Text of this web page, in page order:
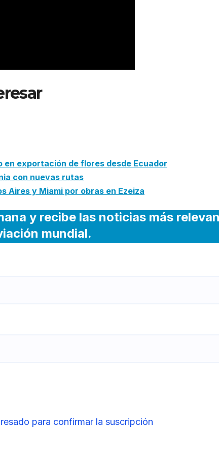
: Iberia reanuda sus
exportación de flores desde Ecuador
con nuevas rutas
Aires y Miami por obras en Ezeiza
y recibe las noticias más
mundial.
para confirmar la suscripción